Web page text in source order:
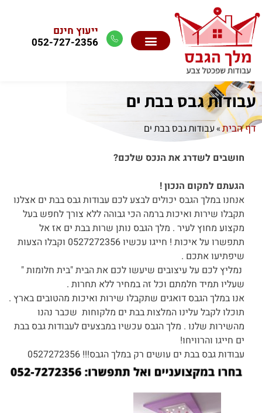
ייעוץ חינם
052-727-2356
עבודות גבס בבת ים
דף הבית»עבודות גבס בבת ים
חושבים לשדרג את הנכס שלכם?
הגעתם למקום הנכון !
אנחנו במלך הגבס יכולים לבצע לכם עבודות גבס בבת ים אצלנו
תקבלו שירות ואיכות ברמה הכי גבוהה ללא צורך לחפש בעל
מקצוע מחוץ לעיר . מלך הגבס נותן שרות בבת ים אז אל
תתפשרו על איכות ! חייגו עכשיו 0527272356 וקבלו הצעות
שיפתיעו אתכם .
נמליץ לכם על עיצובים שיעשו לכם את הבית "בית חלומות "
שעליו תמיד חלמתם וכל זה במחיר ללא תחרות .
אנו במלך הגבס דואגים שתקבלו שירות ואיכות מהטובים בארץ .
תוכלו לקבל עלינו המלצות בבת ים מלקוחות שכבר נהנו
מהשירות שלנו . מלך הגבס עכשיו במבצעים לעבודות גבס בבת
ים חייגו והרוויחו!
עבודות גבס בבת ים עושים רק במלך הגבס!!! 0527272356